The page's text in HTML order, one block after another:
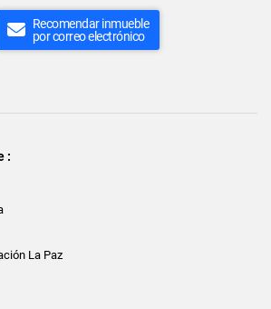
Recomendar inmueble
por correo electrónico
:
La Paz